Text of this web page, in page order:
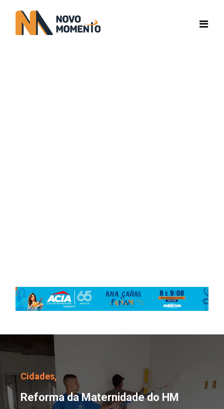
Reforma da
Cidades,
Reforma da Maternidade do HM